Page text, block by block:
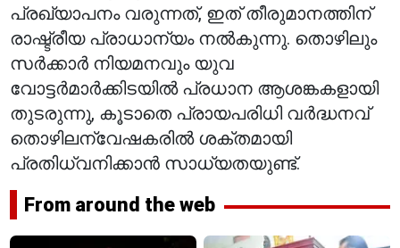
പ്രഖ്യാപനം വരുന്നത്, ഇത് തീരുമാനത്തിന്
രാഷ്ട്രീയ പ്രാധാന്യം നൽകുന്നു. തൊഴിലും
സർക്കാർ നിയമനവും യുവ
വോട്ടർമാർക്കിടയിൽ പ്രധാന ആശങ്കകളായി
തുടരുന്നു, കൂടാതെ പ്രായപരിധി വർദ്ധനവ്
തൊഴിലന്വേഷകരിൽ ശക്തമായി
പ്രതിധ്വനിക്കാൻ സാധ്യതയുണ്ട്.
From around the web